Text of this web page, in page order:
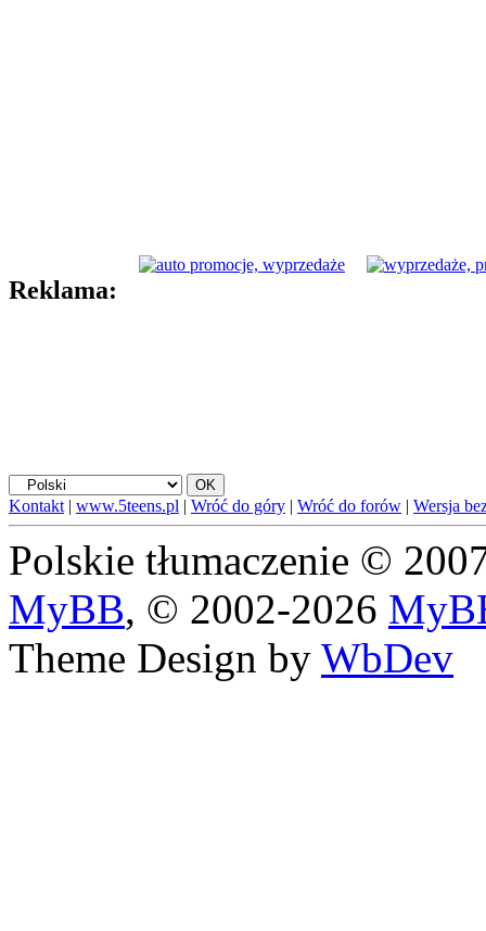
Reklama:
Kontakt | www.5teens.pl | Wróć do góry | Wróć do forów | Wersja
Polskie tłumaczenie ©
MyBB, © 2002-2026
Theme Design by WbDev